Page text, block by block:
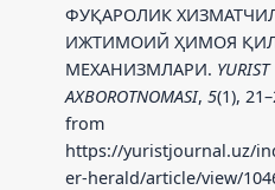
ФУҚАРОЛИК
ИЖТИМОИЙ ҲИМОЯ
МEХАНИЗМЛАРИ. YURIST
AXBOROTNOMASI, 5(1),
from
https://yuristjournal.uz/
er-herald/article/view/